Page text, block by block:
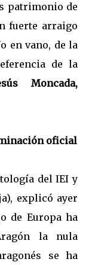
patrimonio de
fuerte arraigo
en vano, de la
de la
Moncada,
oficial
del IEI y
explicó ayer
de Europa ha
la nula
se ha